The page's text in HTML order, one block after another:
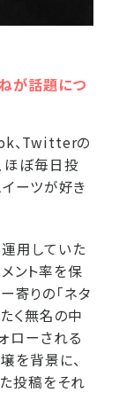
が話題につ
、Twitterの
ほぼ毎日投
ーツが好き
用していた
ント率を保
寄りの「ネタ
く無名の中
ローされる
を背景に、
投稿をそれ